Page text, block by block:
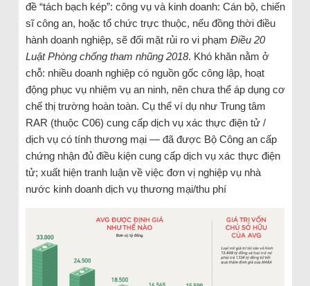
đề “tách bạch kép”: công vụ và kinh doanh: Cán bộ, chiến
sĩ công an, hoặc tổ chức trực thuộc, nếu đồng thời điều
hành doanh nghiệp, sẽ đối mặt rủi ro vi phạm Điều 20
Luật Phòng chống tham nhũng 2018. Khó khăn nằm ở
chỗ: nhiều doanh nghiệp có nguồn gốc công lập, hoạt
động phục vụ nhiệm vụ an ninh, nên chưa thể áp dụng cơ
chế thị trường hoàn toàn. Cụ thể ví dụ như Trung tâm
RAR (thuộc C06) cung cấp dịch vụ xác thực điện tử /
dịch vụ có tính thương mại — đã được Bộ Công an cấp
chứng nhận đủ điều kiện cung cấp dịch vụ xác thực điện
tử; xuất hiện tranh luận về việc đơn vị nghiệp vụ nhà
nước kinh doanh dịch vụ thương mại/thu phí